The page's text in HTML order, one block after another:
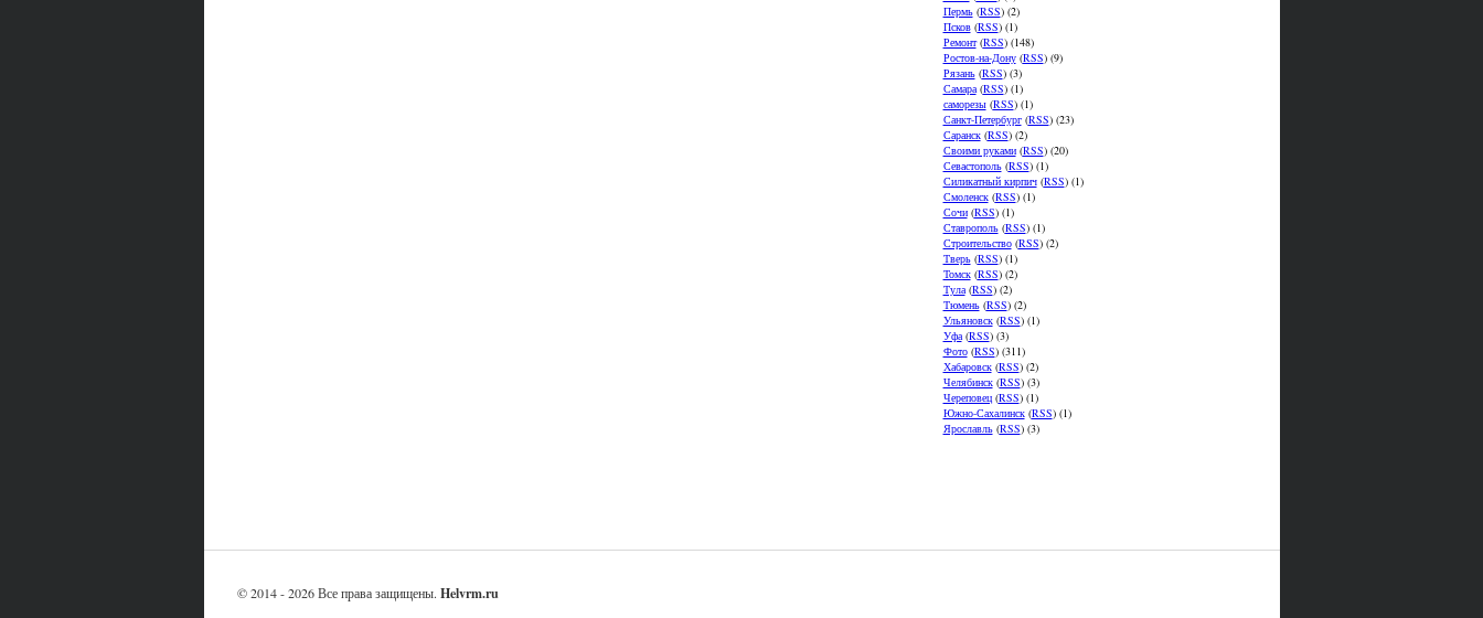
Пермь(RSS) (2)
Псков(RSS) (1)
Ремонт(RSS) (148)
Ростов-на-Дону(RSS) (9)
Рязань(RSS) (3)
Самара(RSS) (1)
саморезы(RSS) (1)
Санкт-Петербург(RSS) (23)
Саранск(RSS) (2)
Своими руками(RSS) (20)
Севастополь(RSS) (1)
Силикатный кирпич(RSS) (1)
Смоленск(RSS) (1)
Сочи(RSS) (1)
Ставрополь(RSS) (1)
Строительство(RSS) (2)
Тверь(RSS) (1)
Томск(RSS) (2)
Тула(RSS) (2)
Тюмень(RSS) (2)
Ульяновск(RSS) (1)
Уфа(RSS) (3)
Фото(RSS) (311)
Хабаровск(RSS) (2)
Челябинск(RSS) (3)
Череповец(RSS) (1)
Южно-Сахалинск(RSS) (1)
Ярославль(RSS) (3)
© 2014 - 2026 Все права защищены. Helvrm.ru